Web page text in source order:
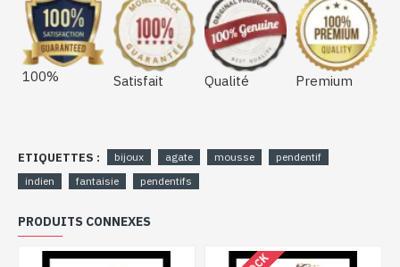
100% Satisfait Qualité Premium
ETIQUETTES : bijoux agate mousse
pendentif
indien
fantaisie pendentifs
PRODUITS CONNEXES